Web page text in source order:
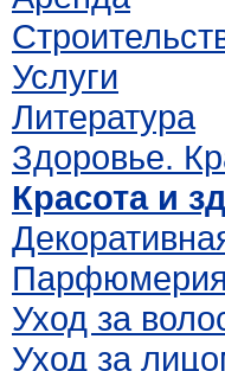
Услуги
Литература
Здоровье.
Красота и
Парфюмерия
Уход за
Уход за